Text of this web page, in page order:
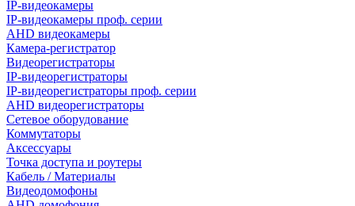
IP-видеокамеры
IP-видеокамеры проф. серии
AHD видеокамеры
Камера-регистратор
Видеорегистраторы
IP-видеорегистраторы
IP-видеорегистраторы проф. серии
AHD видеорегистраторы
Сетевое оборудование
Коммутаторы
Аксессуары
Точка доступа и роутеры
Кабель / Материалы
Видеодомофоны